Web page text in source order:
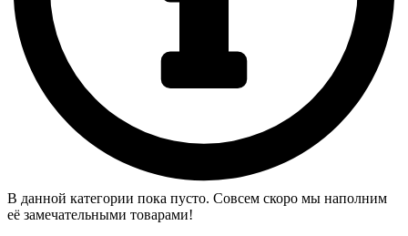
В данной категории пока пусто. Совсем скоро мы наполним
её замечательными товарами!